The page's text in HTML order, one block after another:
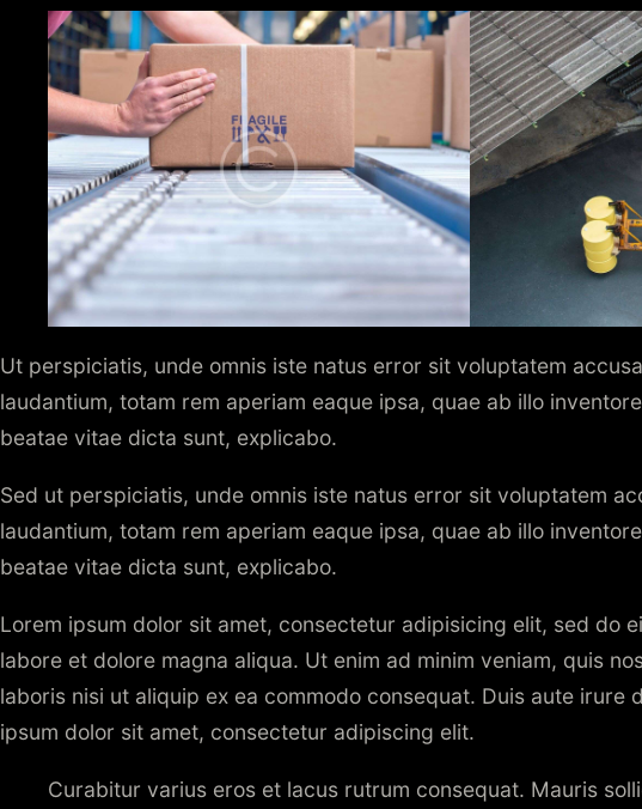
Ut perspiciatis, unde omnis iste natus error sit voluptatem
laudantium, totam rem aperiam eaque ipsa, quae ab illo
beatae vitae dicta sunt, explicabo.
Sed ut perspiciatis, unde omnis iste natus error sit voluptatem
laudantium, totam rem aperiam eaque ipsa, quae ab illo
beatae vitae dicta sunt, explicabo.
Lorem ipsum dolor sit amet, consectetur adipisicing elit, sed do
labore et dolore magna aliqua. Ut enim ad minim veniam, quis
laboris nisi ut aliquip ex ea commodo consequat. Duis aute irure
ipsum dolor sit amet, consectetur adipiscing elit.
Curabitur varius eros et lacus rutrum consequat. Mauris